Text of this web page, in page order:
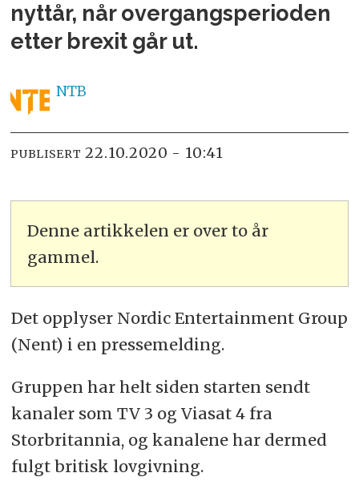
nyttår, når overgangsperioden
etter brexit går ut.
NTB
PUBLISERT 22.10.2020 - 10:41
Denne artikkelen er over to år
gammel.
Det opplyser Nordic Entertainment Group
(Nent) i en pressemelding.
Gruppen har helt siden starten sendt
kanaler som TV 3 og Viasat 4 fra
Storbritannia, og kanalene har dermed
fulgt britisk lovgivning.